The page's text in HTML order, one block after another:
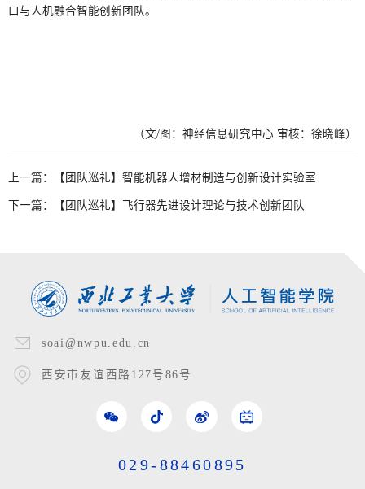
口与人机融合智能创新团队。
（文/图：神经信息研究中心 审核：徐晓峰）
上一篇： 【团队巡礼】智能机器人增材制造与创新设计实验室
下一篇： 【团队巡礼】飞行器先进设计理论与技术创新团队
soai@nwpu.edu.cn
西安市友谊西路127号86号
029-88460895